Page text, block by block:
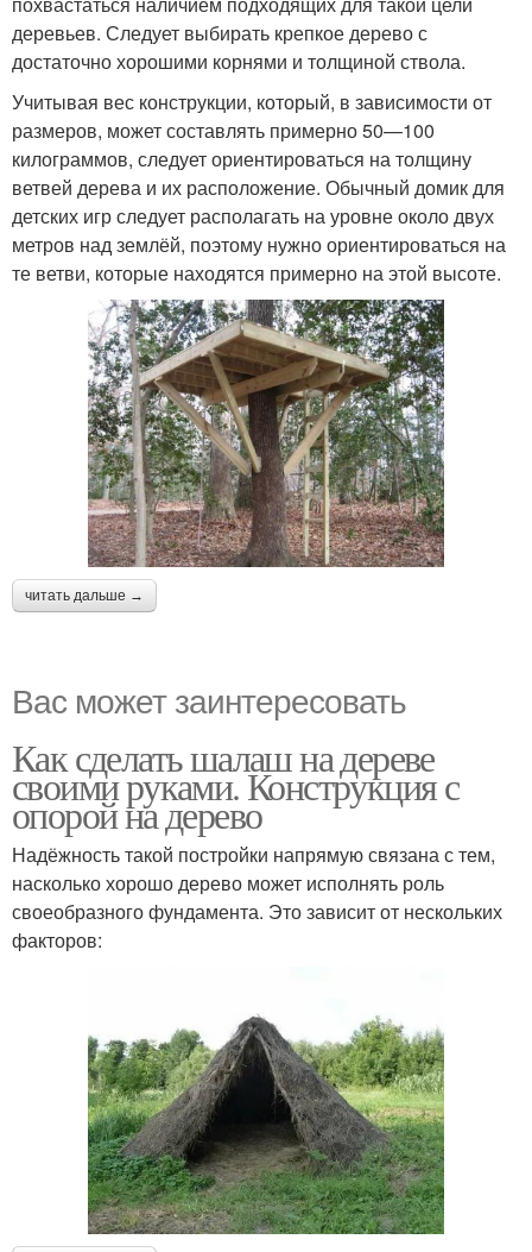
деревьев. Следует выбирать крепкое дерево с
достаточно хорошими корнями и толщиной ствола.
Учитывая вес конструкции, который, в зависимости от
размеров, может составлять примерно 50—100
килограммов, следует ориентироваться на толщину
ветвей дерева и их расположение. Обычный домик для
детских игр следует располагать на уровне около двух
метров над землёй, поэтому нужно ориентироваться на
те ветви, которые находятся примерно на этой высоте.
читать дальше →
Вас может заинтересовать
Как сделать шалаш на дереве
своими руками. Конструкция с
опорой на дерево
Надёжность такой постройки напрямую связана с тем,
насколько хорошо дерево может исполнять роль
своеобразного фундамента. Это зависит от нескольких
факторов: